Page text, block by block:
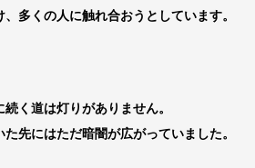
多くの人に触れ合おうとしています。
く道は灯りがありません。
先にはただ暗闇が広がっていました。